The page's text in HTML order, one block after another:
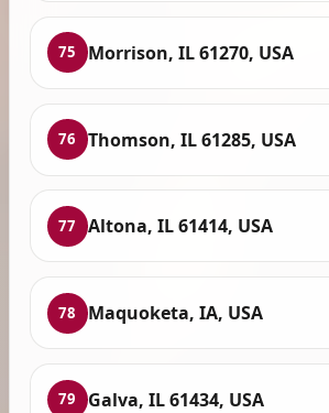
75 Morrison, IL 61270, USA
76 Thomson, IL 61285, USA
77 Altona, IL 61414, USA
78 Maquoketa, IA, USA
79 Galva, IL 61434, USA